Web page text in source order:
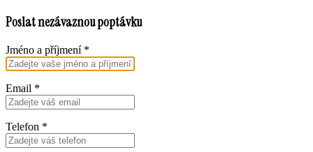
Poslat nezávaznou poptávku
Jméno a příjmení *
Email *
Telefon *